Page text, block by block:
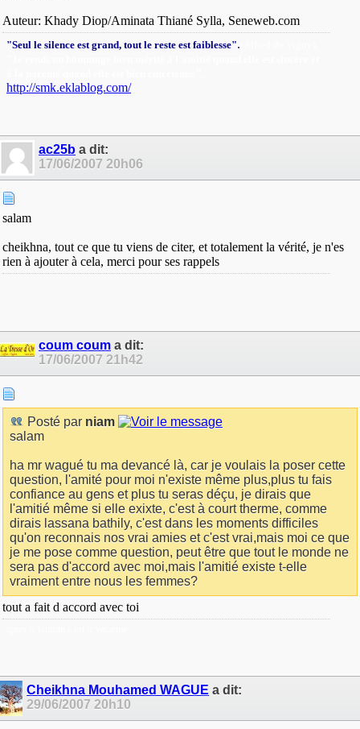
Auteur: Khady Diop/Aminata Thiané Sylla, Seneweb.com
"Seul le silence est grand, tout le reste est faiblesse".
http://smk.eklablog.com/
ac25b a dit:
17/06/2007 20h06
salam
cheikhna, tout ce que tu viens de citer, et totalement la vérité, je n'es
rien à ajouter à cela, merci pour ses rappels
coum coum a dit:
17/06/2007 21h42
Posté par niam
salam
ha mr wagué tu ma devancé là, car je voulais la poser cette
question, l'amité pour moi n'existe même plus,plus tu fais
confiance au gens et plus tu seras déçu, je dirais que
l'amitié même si elle exixte, c'est à court therme, comme
dirais lassana bathily, c'est dans les moments difficiles
qu'on reconnais nos vrai amies et c'est vrai,mais moi ce que
je me pose comme question, peut être que tout le monde ne
sera pas d'accord avec moi,mais l'amitié existe t-elle
vraiment entre nous les femmes?
tout a fait d accord avec toi
Cheikhna Mouhamed WAGUE a dit:
29/06/200720h10